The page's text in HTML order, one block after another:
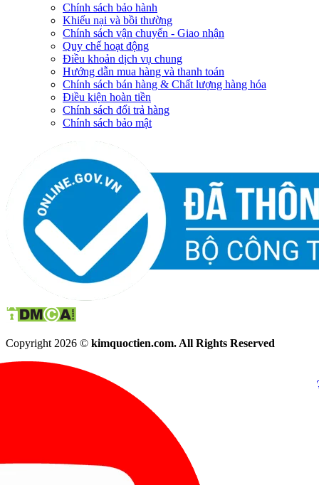
Chính sách bảo hành
Khiếu nại và bồi thường
Chính sách vận chuyển - Giao nhận
Quy chế hoạt động
Điều khoản dịch vụ chung
Hướng dẫn mua hàng và thanh toán
Chính sách bán hàng & Chất lượng hàng hóa
Điều kiện hoàn tiền
Chính sách đổi trả hàng
Chính sách bảo mật
Copyright 2026 © kimquoctien.com. All Rights Reserved
(8h00 - 21h30)
(8h00 -